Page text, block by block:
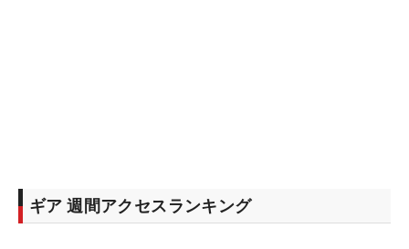
ギア 週間アクセスランキング